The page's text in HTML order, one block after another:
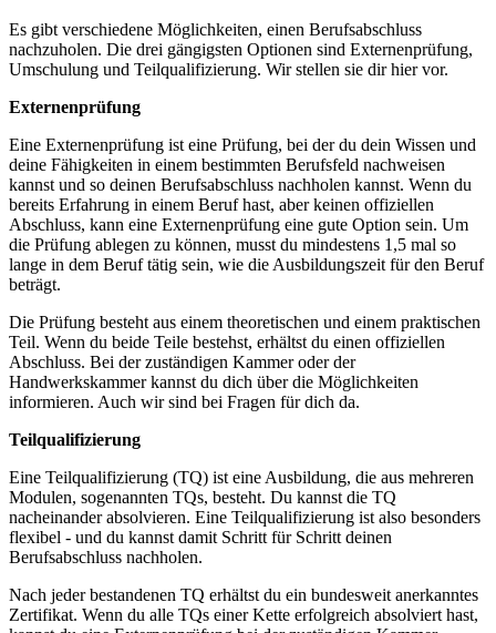
Es gibt verschiedene Möglichkeiten, einen Berufsabschluss
nachzuholen. Die drei gängigsten Optionen sind Externenprüfung,
Umschulung und Teilqualifizierung. Wir stellen sie dir hier vor.
Externenprüfung
Eine Externenprüfung ist eine Prüfung, bei der du dein Wissen und
deine Fähigkeiten in einem bestimmten Berufsfeld nachweisen
kannst und so deinen Berufsabschluss nachholen kannst. Wenn du
bereits Erfahrung in einem Beruf hast, aber keinen offiziellen
Abschluss, kann eine Externenprüfung eine gute Option sein. Um
die Prüfung ablegen zu können, musst du mindestens 1,5 mal so
lange in dem Beruf tätig sein, wie die Ausbildungszeit für den Beruf
beträgt.
Die Prüfung besteht aus einem theoretischen und einem praktischen
Teil. Wenn du beide Teile bestehst, erhältst du einen offiziellen
Abschluss. Bei der zuständigen Kammer oder der
Handwerkskammer kannst du dich über die Möglichkeiten
informieren. Auch wir sind bei Fragen für dich da.
Teilqualifizierung
Eine Teilqualifizierung (TQ) ist eine Ausbildung, die aus mehreren
Modulen, sogenannten TQs, besteht. Du kannst die TQ
nacheinander absolvieren. Eine Teilqualifizierung ist also besonders
flexibel - und du kannst damit Schritt für Schritt deinen
Berufsabschluss nachholen.
Nach jeder bestandenen TQ erhältst du ein bundesweit anerkanntes
Zertifikat. Wenn du alle TQs einer Kette erfolgreich absolviert hast,